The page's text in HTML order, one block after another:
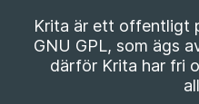
Krita är ett offentligt
GNU GPL, som ägs
därför Krita har fri